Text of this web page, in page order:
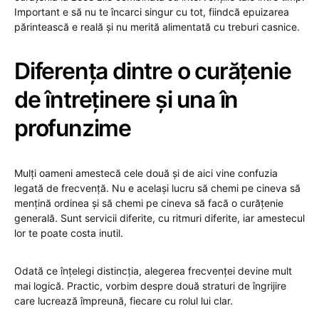
Important e să nu te încarci singur cu tot, fiindcă epuizarea
părintească e reală și nu merită alimentată cu treburi casnice.
Diferența dintre o curățenie
de întreținere și una în
profunzime
Mulți oameni amestecă cele două și de aici vine confuzia
legată de frecvență. Nu e același lucru să chemi pe cineva să
mențină ordinea și să chemi pe cineva să facă o curățenie
generală. Sunt servicii diferite, cu ritmuri diferite, iar amestecul
lor te poate costa inutil.
Odată ce înțelegi distincția, alegerea frecvenței devine mult
mai logică. Practic, vorbim despre două straturi de îngrijire
care lucrează împreună, fiecare cu rolul lui clar.